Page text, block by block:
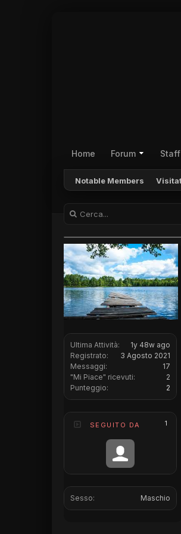
Home Forum Staff
Notable Members
Ultima Attività:
1y 48w ago
Registrato:
3 Agosto 2021
Messaggi:
17
"Mi Piace" ricevuti:
2
Punteggio:
2
SEGUITO DA 1
Sesso: Maschio